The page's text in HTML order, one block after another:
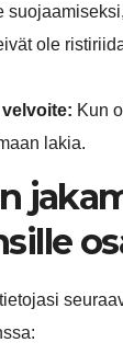
ole
Kun
lakia.